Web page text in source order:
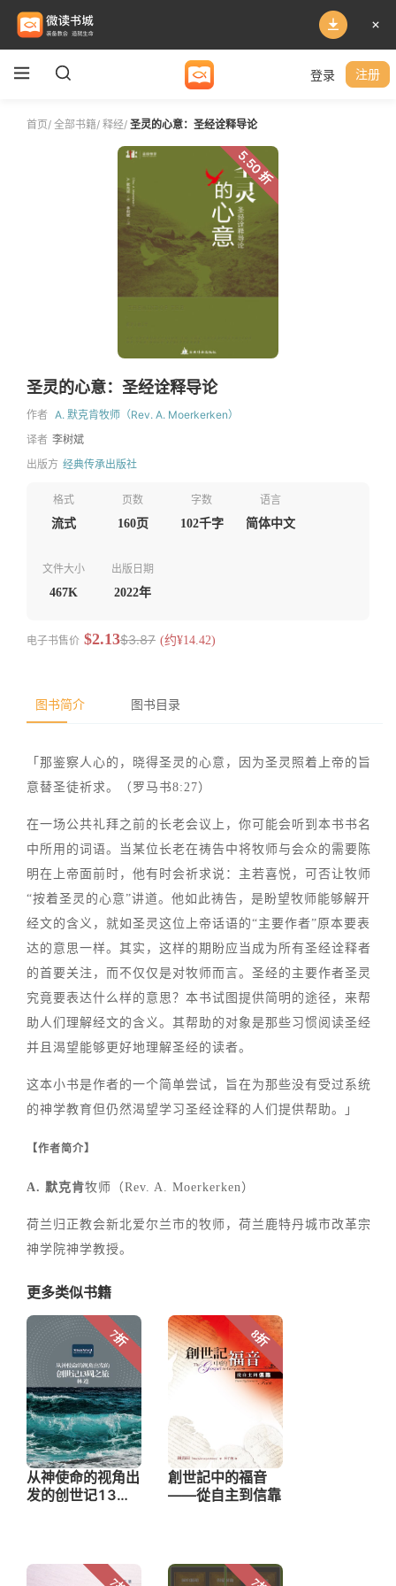
登录 注册
首页/ 全部书籍/ 释经/ 圣灵的心意：圣经诠释导论
5.50 折
圣灵的心意：圣经诠释导论
作者 A. 默克肯牧师（Rev. A. Moerkerken）
译者 李树斌
出版方 经典传承出版社
格式
流式
页数
160页
字数
102千字
语言
简体中文
文件大小
467K
出版日期
2022年
电子书售价 $2.13$3.87 (约¥14.42)
图书简介 图书目录
「那鉴察人心的，晓得圣灵的心意，因为圣灵照着上帝的旨
意替圣徒祈求。（罗马书8:27）
在一场公共礼拜之前的长老会议上，你可能会听到本书书名
中所用的词语。当某位长老在祷告中将牧师与会众的需要陈
明在上帝面前时，他有时会祈求说：主若喜悦，可否让牧师
“按着圣灵的心意”讲道。他如此祷告，是盼望牧师能够解开
经文的含义，就如圣灵这位上帝话语的“主要作者”原本要表
达的意思一样。其实，这样的期盼应当成为所有圣经诠释者
的首要关注，而不仅仅是对牧师而言。圣经的主要作者圣灵
究竟要表达什么样的意思？本书试图提供简明的途径，来帮
助人们理解经文的含义。其帮助的对象是那些习惯阅读圣经
并且渴望能够更好地理解圣经的读者。
这本小书是作者的一个简单尝试，旨在为那些没有受过系统
的神学教育但仍然渴望学习圣经诠释的人们提供帮助。」
【作者简介】
A. 默克肯牧师（Rev. A. Moerkerken）
荷兰归正教会新北爱尔兰市的牧师，荷兰鹿特丹城市改革宗
神学院神学教授。
更多类似书籍